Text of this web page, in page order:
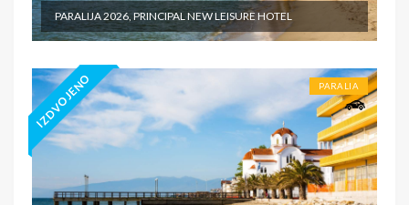
PARALIJA 2026, PRINCIPAL NEW LEISURE HOTEL
IZDVOJENO PARALIA